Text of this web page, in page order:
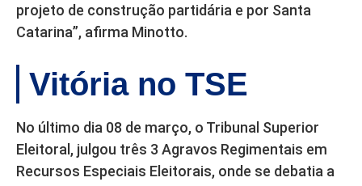
projeto de construção partidária e por Santa
Catarina”, afirma Minotto.
Vitória no TSE
No último dia 08 de março, o Tribunal Superior
Eleitoral, julgou três 3 Agravos Regimentais em
Recursos Especiais Eleitorais, onde se debatia a